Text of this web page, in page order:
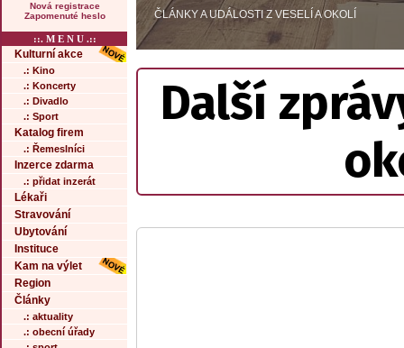
Nová registrace
Zapomenuté heslo
::. M E N U .::
Kulturní akce
.: Kino
.: Koncerty
.: Divadlo
.: Sport
Katalog firem
.: Řemeslníci
Inzerce zdarma
.: přidat inzerát
Lékaři
Stravování
Ubytování
Instituce
Kam na výlet
Region
Články
.: aktuality
.: obecní úřady
ČLÁNKY A UDÁLOSTI Z VESELÍ A OKOLÍ
Další